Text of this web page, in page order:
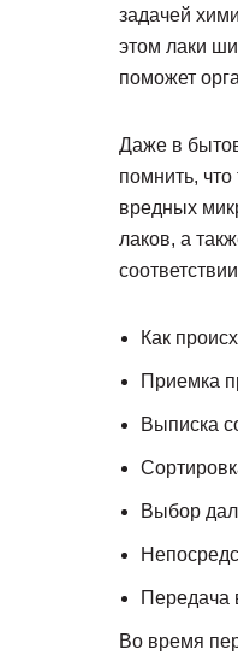
задачей
этом лаки
поможет
Даже в
помнить,
вредных
лаков, а
Как
Приемка
Выписка
Выбор
Передача
Во время